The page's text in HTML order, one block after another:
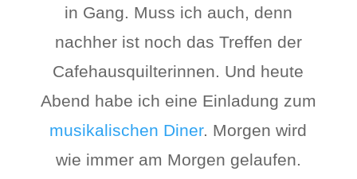
in Gang. Muss ich auch, denn
nachher ist noch das Treffen der
Cafehausquilterinnen. Und heute
Abend habe ich eine Einladung zum
musikalischen Diner. Morgen wird
wie immer am Morgen gelaufen.